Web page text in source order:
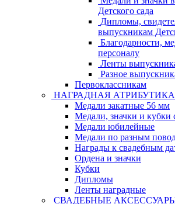
Детского сада
Дипломы,
выпускникам
Благодарности,
персоналу
Ленты
Разное
Первоклассникам
НАГРАДНАЯ АТРИБУТИКА
Медали закатные 56 мм
Медали, значки и кубки
Медали юбилейные
Медали по разным
Награды к свадебным
Ордена и значки
Кубки
Дипломы
Ленты наградные
СВАДЕБНЫЕ